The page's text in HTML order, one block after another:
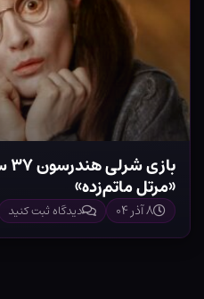
«مرتل ماتم‌زده»
۸ آذر ۰۴ دیدگاه ثبت کنید